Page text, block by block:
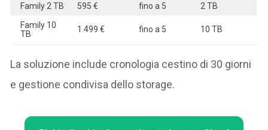
Family 2 TB 595 € fino a 5
2 TB
Family 10
TB
1.499 € fino a 5 10 TB
La soluzione include cronologia cestino di 30 giorni
e gestione condivisa dello storage.